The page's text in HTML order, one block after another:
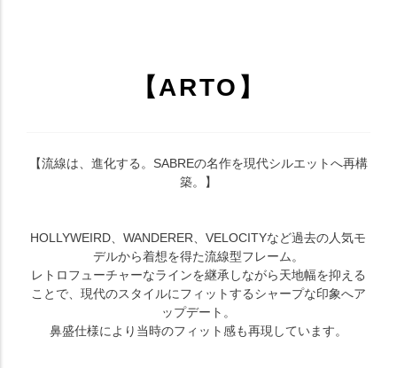
【ARTO】
【流線は、進化する。SABREの名作を現代シルエットへ再構
築。】
HOLLYWEIRD、WANDERER、VELOCITYなど過去の人気モ
デルから着想を得た流線型フレーム。
レトロフューチャーなラインを継承しながら天地幅を抑える
ことで、現代のスタイルにフィットするシャープな印象へア
ップデート。
鼻盛仕様により当時のフィット感も再現しています。